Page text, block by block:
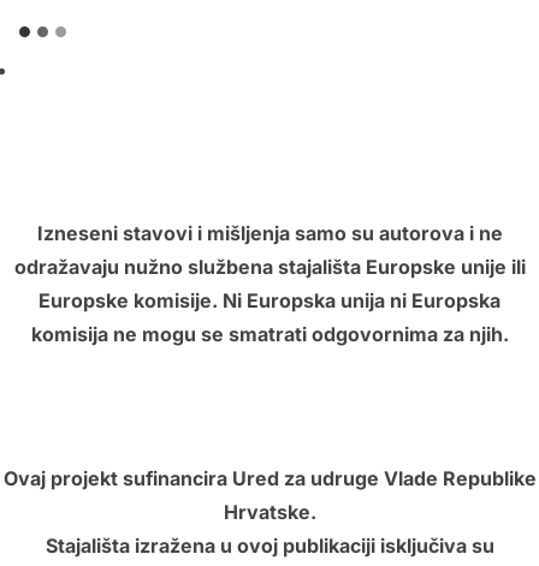
Izneseni stavovi i mišljenja samo su autorova i ne
odražavaju nužno službena stajališta Europske unije ili
Europske komisije. Ni Europska unija ni Europska
komisija ne mogu se smatrati odgovornima za njih.
Ovaj projekt sufinancira Ured za udruge Vlade Republike
Hrvatske.
Stajališta izražena u ovoj publikaciji isključiva su